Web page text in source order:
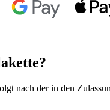
nach der in den